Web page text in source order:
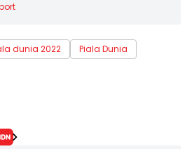
dunia 2022
Piala Dunia